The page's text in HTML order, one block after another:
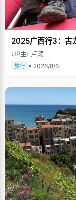
2025广西行3：古
UP主: 卢颖
旅行 • 2026/8/6